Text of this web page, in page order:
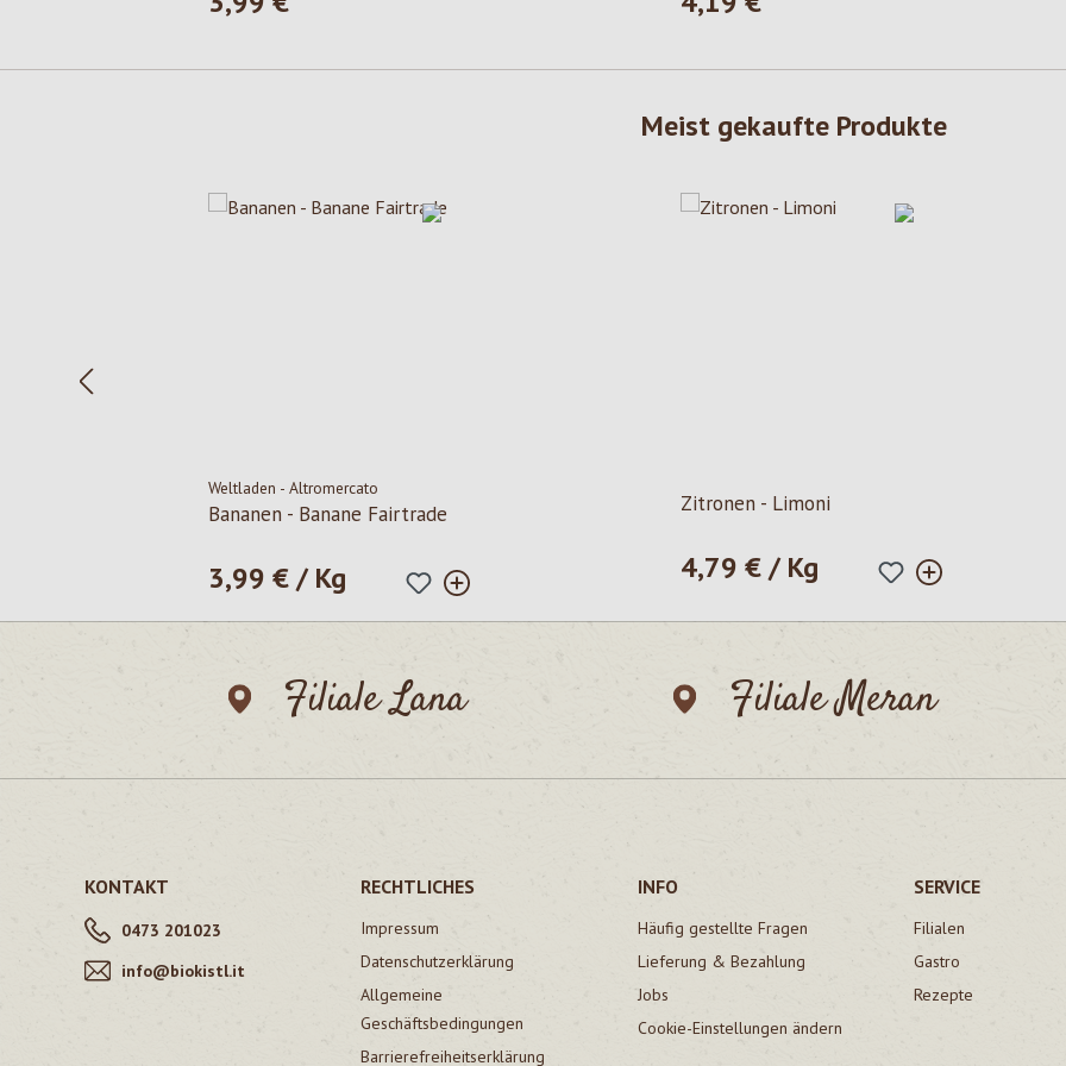
Meist gekaufte Produkte
Weltladen - Altromercato
Bananen - Banane Fairtrade
Regulärer Preis:
3,99 € / Kg
Zitronen - Limoni
Regulärer Preis:
4,79 € / Kg
Filiale Lana Filiale Meran
KONTAKT
0473 201023
info@biokistl.it
RECHTLICHES
Impressum
Datenschutzerklärung
Allgemeine
Geschäftsbedingungen
Barrierefreiheitserklärung
INFO
Häufig gestellte Fragen
Lieferung & Bezahlung
Jobs
Cookie-Einstellungen ändern
SERVICE
Filialen
Gastro
Rezepte